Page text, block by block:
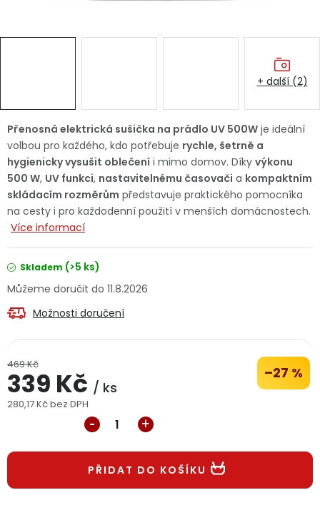
Značky
Jaký je aktuální stav mé objednávky?
Velkoobchodní spolupráce (B2B) Prodejna nářadí
Servis nářadí Hodnocení obchodu
Doprava a platba
Reklamační formulář
Podmínky ochrany osobních údajů
Přenosná elektrická sušička na prádlo UV 500W je ideální
volbou pro každého, kdo potřebuje rychle, šetrně a
hygienicky vysušit oblečení i mimo domov. Díky výkonu
500 W, UV funkci, nastavitelnému časovači a kompaktním
skládacím rozměrům představuje praktického pomocníka
na cesty i pro každodenní použití v menších domácnostech.
Více informací
Skladem (>5 ks)
11.8.2026
Možnosti doručení
469 Kč –27 %
339 Kč / ks
280,17 Kč bez DPH
PŘIDAT DO KOŠÍKU
+ další (2)